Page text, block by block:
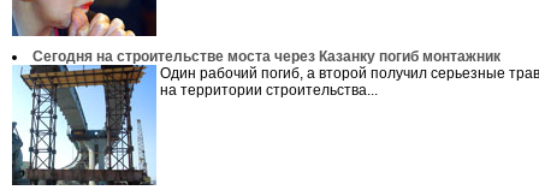
Сегодня на строительстве моста через Казанку погиб монтажник
Один рабочий погиб, а второй получил серьезные
на территории строительства...